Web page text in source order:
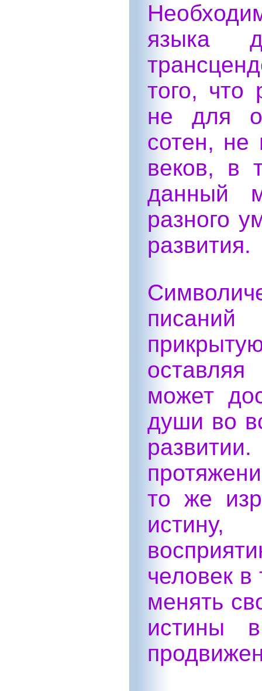
языка
того, что
не для
сотен, не
веков, в
данный
разного
развития.
может
души во
то же
человек
менять
истины